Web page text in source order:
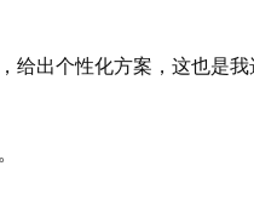
给出个性化方案，这也是